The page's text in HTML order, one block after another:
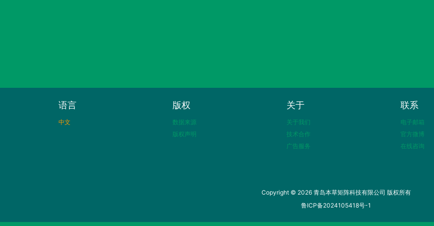
语言
中文
版权
数据来源
版权声明
关于
关于我们
技术合作
广告服务
联系
电子邮箱
官方微博
在线咨询
Copyright © 2026 青岛本草矩阵科技有限公司 版权所有
鲁ICP备2024105418号-1